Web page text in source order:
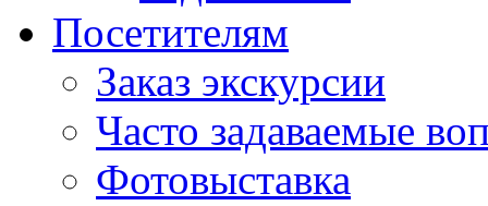
Посетителям
Заказ экскурсии
Часто задаваемые
Фотовыставка